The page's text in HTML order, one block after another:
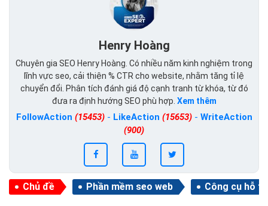
Henry Hoàng
Chuyên gia SEO Henry Hoàng. Có nhiều năm kinh nghiệm trong
lĩnh vực seo, cải thiện % CTR cho website, nhằm tăng tỉ lệ
chuyển đổi. Phân tích đánh giá độ cạnh tranh từ khóa, từ đó
đưa ra định hướng SEO phù hợp. Xem thêm
FollowAction (15453)- LikeAction (15653)- WriteAction
(900)
Chủ đề Phần mềm seo web Công cụ hỗ